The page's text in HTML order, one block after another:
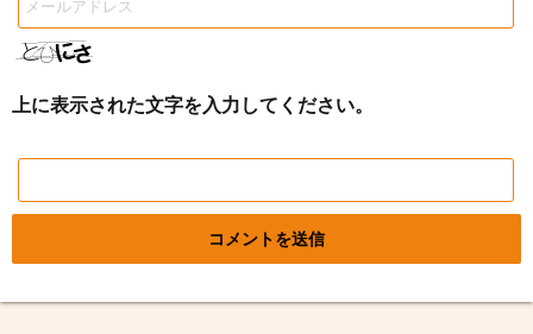
上に表示された文字を入力してください。